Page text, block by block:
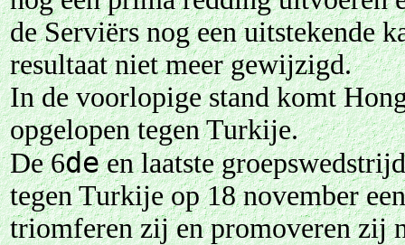
de Serviërs nog een uitstekende
resultaat niet meer gewijzigd.
In de voorlopige stand komt
opgelopen tegen Turkije.
De 6deen laatste
tegen Turkije op 18 november
triomferen zij en promoveren zij